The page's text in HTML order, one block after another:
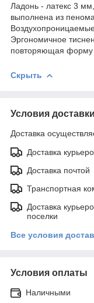
Ладонь - латекс 3
выполнена из
Эргономичное
повторяющая форму
Скрыть
Условия доставки
Доставка
Доставка
Доставка почтой
Транспортная
Доставка
поселки
Все условия
Условия оплаты
Наличными